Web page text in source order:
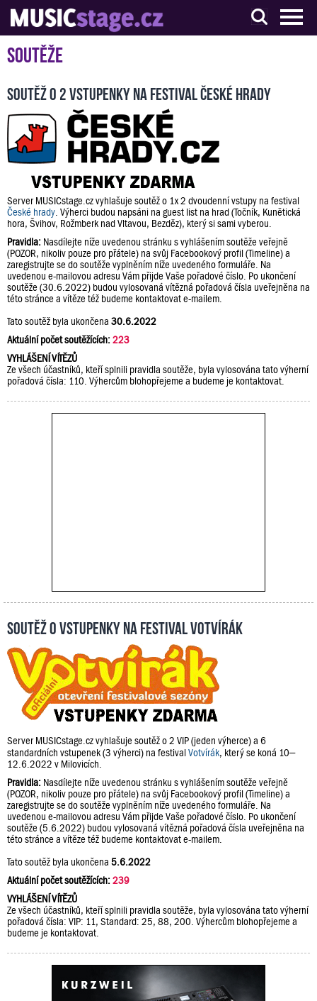
S muzikanty pro muzikanty
Soutěže
Soutěž o 2 vstupenky na festival České hrady
Server MUSICstage.cz vyhlašuje soutěž o 1x 2 dvoudenní vstupy na festival
České hrady . Výherci budou napsáni na guest list na hrad (Točník, Kunětická
hora, Švihov, Rožmberk nad Vltavou, Bezděz), který si sami vyberou.
Pravidla: Nasdílejte níže uvedenou stránku s vyhlášením soutěže veřejně
(POZOR, nikoliv pouze pro přátele) na svůj Facebookový profil (Timeline) a
zaregistrujte se do soutěže vyplněním níže uvedeného formuláře. Na
uvedenou e-mailovou adresu Vám přijde Vaše pořadové číslo. Po ukončení
soutěže (30.6.2022) budou vylosovaná vítězná pořadová čísla uveřejněna na
této stránce a vítěze též budeme kontaktovat e-mailem.
Tato soutěž byla ukončena 30.6.2022
Aktuální počet soutěžících:223
VYHLÁŠENÍ VÍTĚZŮ
Ze všech účastníků, kteří splnili pravidla soutěže, byla vylosována tato výherní
pořadová čísla: 110. Výhercům blohopřejeme a budeme je kontaktovat.
Soutěž o vstupenky na festival Votvírák
Server MUSICstage.cz vyhlašuje soutěž o 2 VIP (jeden výherce) a 6
standardních vstupenek (3 výherci) na festivalVotvírák, který se koná 10–
12.6.2022 v Milovicích.
Pravidla: Nasdílejte níže uvedenou stránku s vyhlášením soutěže veřejně
(POZOR, nikoliv pouze pro přátele) na svůj Facebookový profil (Timeline) a
zaregistrujte se do soutěže vyplněním níže uvedeného formuláře. Na
uvedenou e-mailovou adresu Vám přijde Vaše pořadové číslo. Po ukončení
soutěže (5.6.2022) budou vylosovaná vítězná pořadová čísla uveřejněna na
této stránce a vítěze též budeme kontaktovat e-mailem.
Tato soutěž byla ukončena 5.6.2022
Aktuální počet soutěžících:239
VYHLÁŠENÍ VÍTĚZŮ
Ze všech účastníků, kteří splnili pravidla soutěže, byla vylosována tato výherní
pořadová čísla: VIP: 11, Standard: 25, 88, 200. Výhercům blohopřejeme a
budeme je kontaktovat.